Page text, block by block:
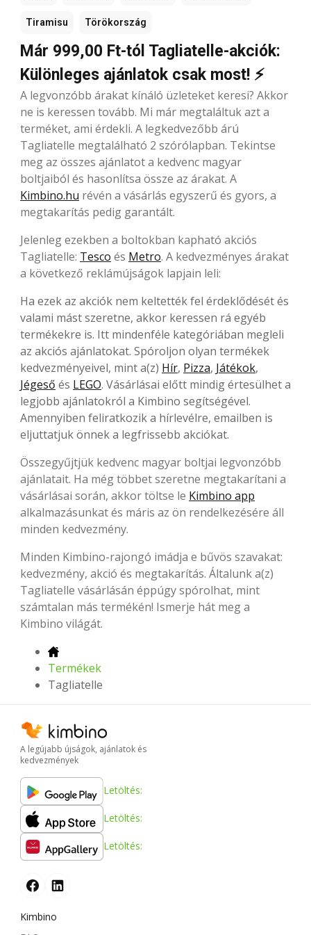
Tiramisu Törökország
Már 999,00 Ft-tól Tagliatelle-akciók:
Különleges ajánlatok csak most! ⚡
A legvonzóbb árakat kínáló üzleteket keresi? Akkor
ne is keressen tovább. Mi már megtaláltuk azt a
terméket, ami érdekli. A legkedvezőbb árú
Tagliatelle megtalálható 2 szórólapban. Tekintse
meg az összes ajánlatot a kedvenc magyar
boltjaiból és hasonlítsa össze az árakat. A
Kimbino.hu révén a vásárlás egyszerű és gyors, a
megtakarítás pedig garantált.
Jelenleg ezekben a boltokban kapható akciós
Tagliatelle: Tesco és Metro. A kedvezményes árakat
a következő reklámújságok lapjain leli:
Ha ezek az akciók nem keltették fel érdeklődését és
valami mást szeretne, akkor keressen rá egyéb
termékekre is. Itt mindenféle kategóriában megleli
az akciós ajánlatokat. Spóroljon olyan termékek
kedvezményeivel, mint a(z) Hír, Pizza, Játékok,
Jégeső és LEGO. Vásárlásai előtt mindig értesülhet a
legjobb ajánlatokról a Kimbino segítségével.
Amennyiben feliratkozik a hírlevélre, emailben is
eljuttatjuk önnek a legfrissebb akciókat.
Összegyűjtjük kedvenc magyar boltjai legvonzóbb
ajánlatait. Ha még többet szeretne megtakarítani a
vásárlásai során, akkor töltse le Kimbino app
alkalmazásunkat és máris az ön rendelkezésére áll
minden kedvezmény.
Minden Kimbino-rajongó imádja e bűvös szavakat:
kedvezmény, akció és megtakarítás. Általunk a(z)
Tagliatelle vásárlásán éppúgy spórolhat, mint
számtalan más termékén! Ismerje hát meg a
Kimbino világát.
Termékek
Tagliatelle
A legújabb újságok, ajánlatok és
kedvezmények
Letöltés:
Letöltés:
Letöltés:
Kimbino